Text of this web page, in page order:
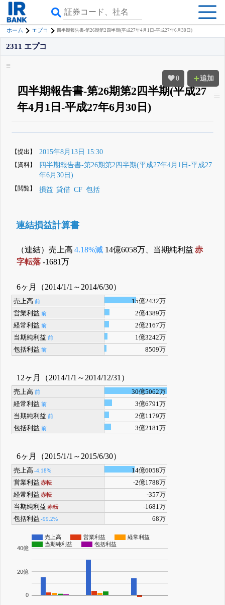
ホーム エプコ 四半期報告書-第26期第2四半期(平成27年4月1日-平成27年6月30日)
0 追加
2311 エプコ
四半期報告書-第26期第2四半期(平成27
年4月1日-平成27年6月30日)
詳しく見られる 無料でβ版をはじめる
登録すると永久30%OFFと米株版の先行利用も付きます
【提出】 2015年8月13日 15:30
【資料】
四半期報告書-第26期第2四半期(平成27年4月1日-平成27
年6月30日)
【閲覧】 損益 貸借 CF 包括
連結損益計算書
（連結）売上高 4.18%減 14億6058万、当期純利益 赤
字転落 -1681万
6ヶ月（2014/1/1～2014/6/30）
売上高 前
15億2432万
営業利益 前
2億4389万
経常利益 前
2億2167万
当期純利益 前
1億3242万
包括利益 前 8509万
12ヶ月（2014/1/1～2014/12/31）
売上高 前
30億5062万
経常利益 前
3億6791万
当期純利益 前
2億1179万
包括利益 前 3億2181万
6ヶ月（2015/1/1～2015/6/30）
売上高 -4.18%
14億6058万
営業利益 赤転
-2億1788万
経常利益 赤転
-357万
当期純利益 赤転
-1681万
包括利益 -99.2% 68万
売上高 営業利益
経常利益
当期純利益
包括利益
0
20億
40億